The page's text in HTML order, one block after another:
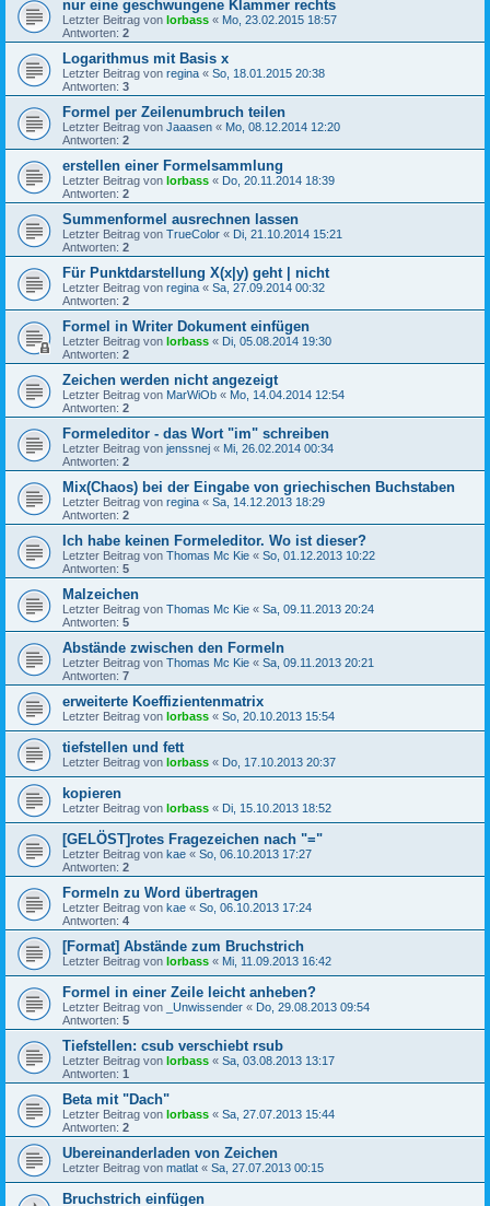
nur eine geschwungene Klammer rechts
Letzter Beitrag von lorbass « Mo, 23.02.2015 18:57
Antworten: 2
Logarithmus mit Basis x
Letzter Beitrag von regina « So, 18.01.2015 20:38
Antworten: 3
Formel per Zeilenumbruch teilen
Letzter Beitrag von Jaaasen « Mo, 08.12.2014 12:20
Antworten: 2
erstellen einer Formelsammlung
Letzter Beitrag von lorbass « Do, 20.11.2014 18:39
Antworten: 2
Summenformel ausrechnen lassen
Letzter Beitrag von TrueColor « Di, 21.10.2014 15:21
Antworten: 2
Für Punktdarstellung X(x|y) geht | nicht
Letzter Beitrag von regina « Sa, 27.09.2014 00:32
Antworten: 2
Formel in Writer Dokument einfügen
Letzter Beitrag von lorbass « Di, 05.08.2014 19:30
Antworten: 2
Zeichen werden nicht angezeigt
Letzter Beitrag von MarWiOb « Mo, 14.04.2014 12:54
Antworten: 2
Formeleditor - das Wort "im" schreiben
Letzter Beitrag von jenssnej « Mi, 26.02.2014 00:34
Antworten: 2
Mix(Chaos) bei der Eingabe von griechischen Buchstaben
Letzter Beitrag von regina « Sa, 14.12.2013 18:29
Antworten: 2
Ich habe keinen Formeleditor. Wo ist dieser?
Letzter Beitrag von Thomas Mc Kie « So, 01.12.2013 10:22
Antworten: 5
Malzeichen
Letzter Beitrag von Thomas Mc Kie « Sa, 09.11.2013 20:24
Antworten: 5
Abstände zwischen den Formeln
Letzter Beitrag von Thomas Mc Kie « Sa, 09.11.2013 20:21
Antworten: 7
erweiterte Koeffizientenmatrix
Letzter Beitrag von lorbass « So, 20.10.2013 15:54
tiefstellen und fett
Letzter Beitrag von lorbass « Do, 17.10.2013 20:37
kopieren
Letzter Beitrag von lorbass « Di, 15.10.2013 18:52
[GELÖST]rotes Fragezeichen nach "="
Letzter Beitrag von kae « So, 06.10.2013 17:27
Antworten: 2
Formeln zu Word übertragen
Letzter Beitrag von kae « So, 06.10.2013 17:24
Antworten: 4
[Format] Abstände zum Bruchstrich
Letzter Beitrag von lorbass « Mi, 11.09.2013 16:42
Formel in einer Zeile leicht anheben?
Letzter Beitrag von _Unwissender « Do, 29.08.2013 09:54
Antworten: 5
Tiefstellen: csub verschiebt rsub
Letzter Beitrag von lorbass « Sa, 03.08.2013 13:17
Antworten: 1
Beta mit "Dach"
Letzter Beitrag von lorbass « Sa, 27.07.2013 15:44
Antworten: 2
Ubereinanderladen von Zeichen
Letzter Beitrag von matlat « Sa, 27.07.2013 00:15
Bruchstrich einfügen